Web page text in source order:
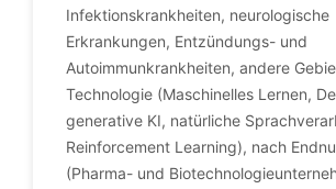
Infektionskrankheiten, neurologische
Erkrankungen, Entzündungs- und
Autoimmunkrankheiten, andere
Technologie (Maschinelles Lernen,
generative KI, natürliche
Reinforcement Learning), nach
(Pharma- und